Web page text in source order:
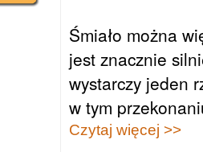
Śmiało można
jest znacznie
wystarczy jeden
w tym
Czytaj więcej >>